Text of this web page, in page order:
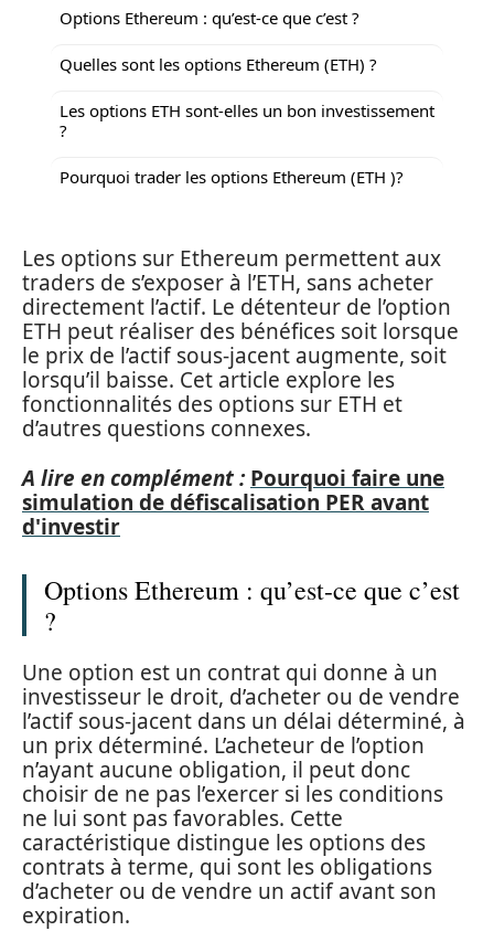
Options Ethereum : qu’est-ce que c’est ?
Quelles sont les options Ethereum (ETH) ?
Les options ETH sont-elles un bon investissement
?
Pourquoi trader les options Ethereum (ETH )?
Les options sur Ethereum permettent aux
traders de s’exposer à l’ETH, sans acheter
directement l’actif. Le détenteur de l’option
ETH peut réaliser des bénéfices soit lorsque
le prix de l’actif sous-jacent augmente, soit
lorsqu’il baisse. Cet article explore les
fonctionnalités des options sur ETH et
d’autres questions connexes.
A lire en complément : Pourquoi faire une
simulation de défiscalisation PER avant
d'investir
Options Ethereum : qu’est-ce que c’est
?
Une option est un contrat qui donne à un
investisseur le droit, d’acheter ou de vendre
l’actif sous-jacent dans un délai déterminé, à
un prix déterminé. L’acheteur de l’option
n’ayant aucune obligation, il peut donc
choisir de ne pas l’exercer si les conditions
ne lui sont pas favorables. Cette
caractéristique distingue les options des
contrats à terme, qui sont les obligations
d’acheter ou de vendre un actif avant son
expiration.